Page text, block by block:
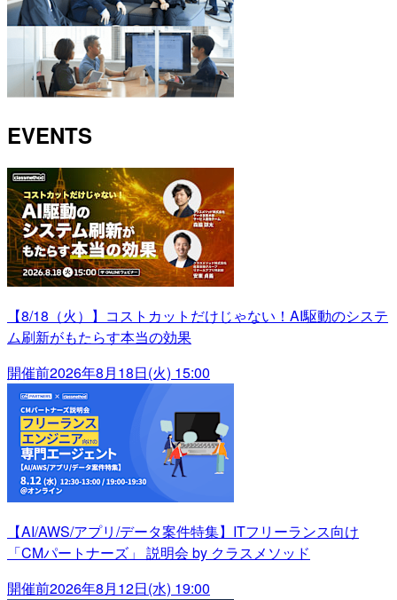
EVENTS
【8/18（火）】コストカットだけじゃない！AI駆動のシステ
ム刷新がもたらす本当の効果
開催前2026年8月18日(火) 15:00
【AI/AWS/アプリ/データ案件特集】ITフリーランス向け
「CMパートナーズ」 説明会 by クラスメソッド
開催前2026年8月12日(水) 19:00